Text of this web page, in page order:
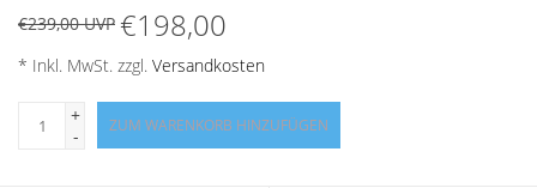
€239,00 UVP €198,00
* Inkl. MwSt. zzgl. Versandkosten
+
-
ZUM WARENKORB HINZUFÜGEN